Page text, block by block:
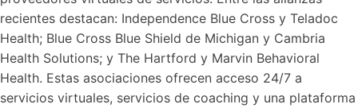
recientes destacan: Independence Blue Cross y Teladoc
Health; Blue Cross Blue Shield de Michigan y Cambria
Health Solutions; y The Hartford y Marvin Behavioral
Health. Estas asociaciones ofrecen acceso 24/7 a
servicios virtuales, servicios de coaching y una plataforma